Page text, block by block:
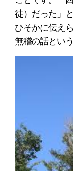
徒）だった」
ひそかに伝え
無稽の話とい